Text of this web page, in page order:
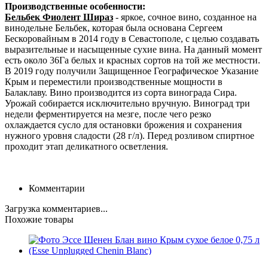
Производственные особенности:
Бельбек Фиолент Шираз - яркое, сочное вино, созданное на
винодельне Бельбек, которая была основана Сергеем
Бескоровайным в 2014 году в Севастополе, с целью создавать
выразительные и насыщенные сухие вина. На данный момент
есть около 36Га белых и красных сортов на той же местности.
В 2019 году получили Защищенное Географическое Указание
Крым и переместили производственные мощности в
Балаклаву. Вино производится из сорта винограда Сира.
Урожай собирается исключительно вручную. Виноград три
недели ферментируется на мезге, после чего резко
охлаждается сусло для остановки брожения и сохранения
нужного уровня сладости (28 г/л). Перед розливом спиртное
проходит этап деликатного осветления.
Комментарии
Загрузка комментариев...
Похожие товары